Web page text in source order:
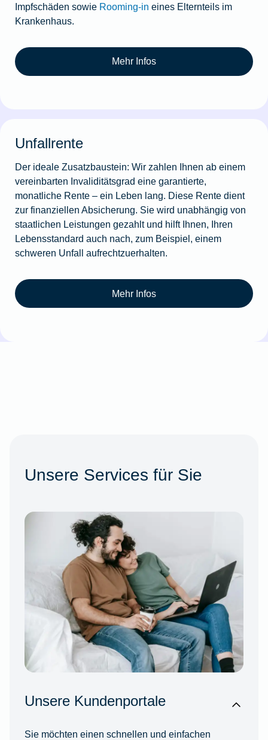
Impfschäden sowie Rooming-in eines Elternteils im
Krankenhaus.
Mehr Infos
Unfallrente
Der ideale Zusatzbaustein: Wir zahlen Ihnen ab einem
vereinbarten Invaliditätsgrad eine garantierte,
monatliche Rente – ein Leben lang. Diese Rente dient
zur finanziellen Absicherung. Sie wird unabhängig von
staatlichen Leistungen gezahlt und hilft Ihnen, Ihren
Lebensstandard auch nach, zum Beispiel, einem
schweren Unfall aufrechtzuerhalten.
Mehr Infos
Unsere Services für Sie
Unsere Kundenportale
Sie möchten einen schnellen und einfachen